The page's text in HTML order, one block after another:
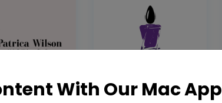
With Our Mac App